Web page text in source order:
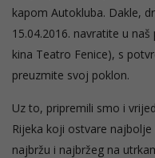
kapom Autokluba. Dakle,
15.04.2016. navratite u
kina Teatro Fenice), s
preuzmite svoj poklon.
Uz to, pripremili smo i
Rijeka koji ostvare
najbržu i najbržeg na